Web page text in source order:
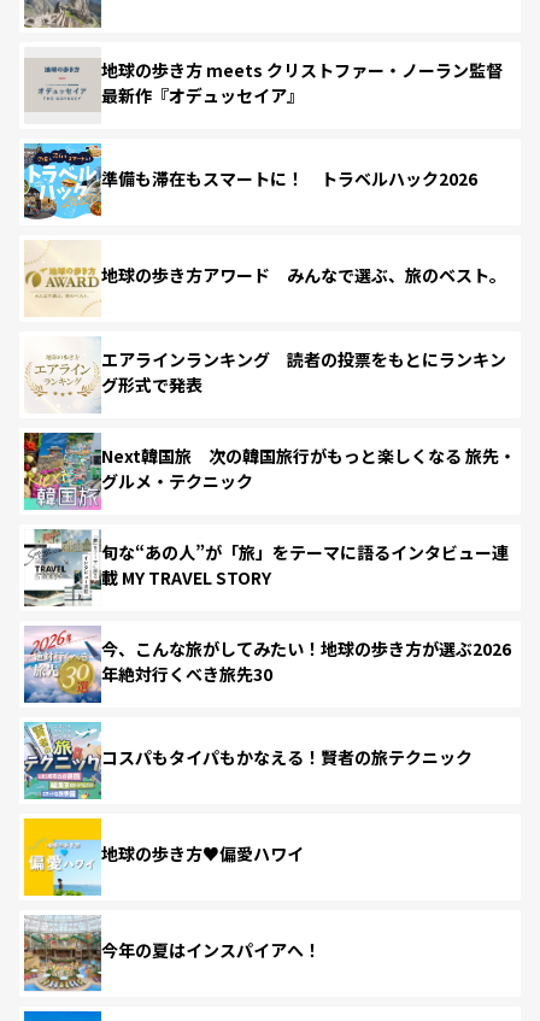
地球の歩き方 meets クリストファー・ノーラン監督
最新作『オデュッセイア』
準備も滞在もスマートに！ トラベルハック2026
地球の歩き方アワード みんなで選ぶ、旅のベスト。
エアラインランキング 読者の投票をもとにランキン
グ形式で発表
Next韓国旅 次の韓国旅行がもっと楽しくなる 旅先・
グルメ・テクニック
旬な“あの人”が「旅」をテーマに語るインタビュー連
載 MY TRAVEL STORY
今、こんな旅がしてみたい！地球の歩き方が選ぶ2026
年絶対行くべき旅先30
コスパもタイパもかなえる！賢者の旅テクニック
地球の歩き方♥偏愛ハワイ
今年の夏はインスパイアへ！